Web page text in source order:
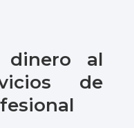
dinero al
de